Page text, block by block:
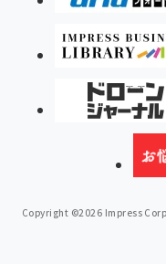
Copyright ©2026 Impress